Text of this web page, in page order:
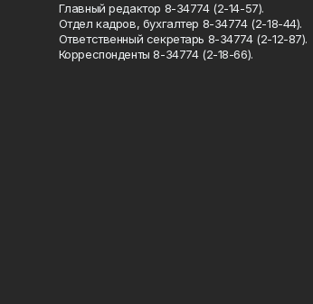
Главный редактор 8-34774 (2-14-57).
Отдел кадров, бухгалтер 8-34774 (2-18-44).
Ответственный секретарь 8-34774 (2-12-87).
Корреспонденты 8-34774 (2-18-66).